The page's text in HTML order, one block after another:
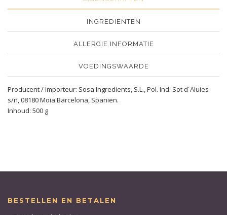
INGREDIENTEN
ALLERGIE INFORMATIE
VOEDINGSWAARDE
Producent / Importeur: Sosa Ingredients, S.L., Pol. Ind. Sot d´Aluies
s/n, 08180 Moia Barcelona, Spanien.
Inhoud: 500 g
BESTELLEN EN BETALEN